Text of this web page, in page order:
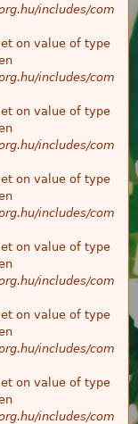
includes/com
on value of type
includes/com
on value of type
includes/com
on value of type
includes/com
on value of type
includes/com
on value of type
includes/com
on value of type
includes/com